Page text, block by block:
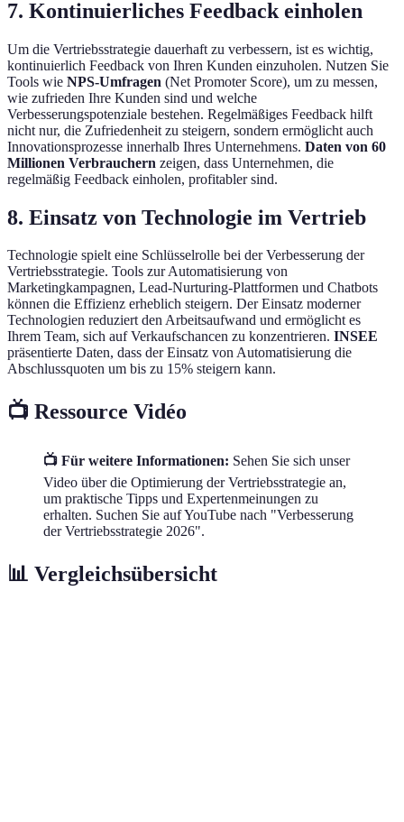
7. Kontinuierliches Feedback einholen
Um die Vertriebsstrategie dauerhaft zu verbessern, ist es wichtig,
kontinuierlich Feedback von Ihren Kunden einzuholen. Nutzen Sie
Tools wie NPS-Umfragen (Net Promoter Score), um zu messen,
wie zufrieden Ihre Kunden sind und welche
Verbesserungspotenziale bestehen. Regelmäßiges Feedback hilft
nicht nur, die Zufriedenheit zu steigern, sondern ermöglicht auch
Innovationsprozesse innerhalb Ihres Unternehmens. Daten von 60
Millionen Verbrauchern zeigen, dass Unternehmen, die
regelmäßig Feedback einholen, profitabler sind.
8. Einsatz von Technologie im Vertrieb
Technologie spielt eine Schlüsselrolle bei der Verbesserung der
Vertriebsstrategie. Tools zur Automatisierung von
Marketingkampagnen, Lead-Nurturing-Plattformen und Chatbots
können die Effizienz erheblich steigern. Der Einsatz moderner
Technologien reduziert den Arbeitsaufwand und ermöglicht es
Ihrem Team, sich auf Verkaufschancen zu konzentrieren. INSEE
präsentierte Daten, dass der Einsatz von Automatisierung die
Abschlussquoten um bis zu 15% steigern kann.
📺 Ressource Vidéo
📺 Für weitere Informationen: Sehen Sie sich unser
Video über die Optimierung der Vertriebsstrategie an,
um praktische Tipps und Expertenmeinungen zu
erhalten. Suchen Sie auf YouTube nach "Verbesserung
der Vertriebsstrategie 2026".
📊 Vergleichsübersicht